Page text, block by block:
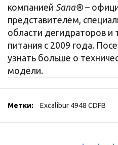
компанией Sana® –
представителем,
области дегидраторов и
питания с 2009 года.
узнать больше о
модели.
Метки: Excalibur 4948 CDFB